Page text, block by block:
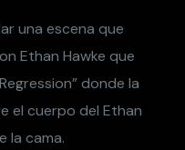
una escena que
Ethan Hawke que
donde la
el cuerpo del Ethan
la cama.